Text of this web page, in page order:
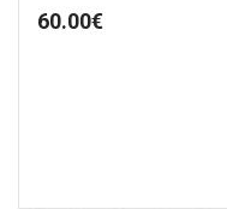
60.00€